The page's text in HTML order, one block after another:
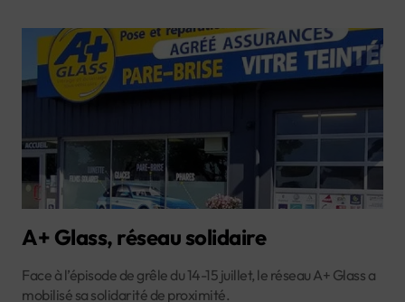
A+ Glass, réseau solidaire
Face à l’épisode de grêle du 14-15 juillet, le réseau A+ Glass a
mobilisé sa solidarité de proximité.